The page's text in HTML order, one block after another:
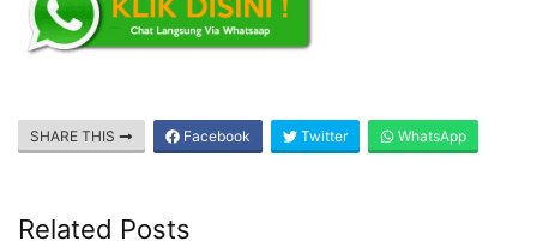
SHARE THIS Facebook Twitter WhatsApp
Related Posts